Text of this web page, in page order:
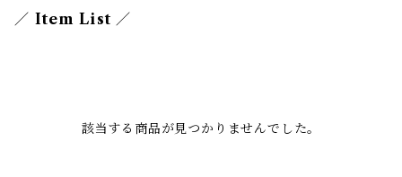
／ Item List ／
該当する商品が見つかりませんでした。